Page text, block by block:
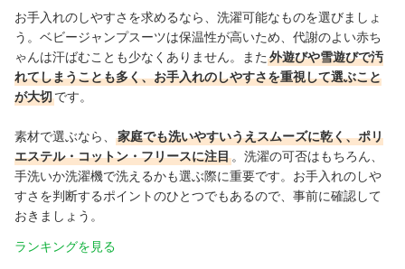
お手入れのしやすさを求めるなら、洗濯可能なものを選びましょ
う。ベビージャンプスーツは保温性が高いため、代謝のよい赤ち
ゃんは汗ばむことも少なくありません。また 外遊びや雪遊びで汚
れてしまうことも多く、お手入れのしやすさを重視して選ぶこと
が大切です。
素材で選ぶなら、
家庭でも洗いやすいうえスムーズに乾く、ポリ
エステル・コットン・フリースに注目 。洗濯の可否はもちろん、
手洗いか洗濯機で洗えるかも選ぶ際に重要です。お手入れのしや
すさを判断するポイントのひとつでもあるので、事前に確認して
おきましょう。
ランキングを見る